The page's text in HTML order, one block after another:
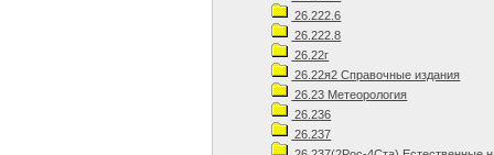
26.222.6
26.222.8
26.22г
26.22я2 Справочные издания
26.23 Метеорология
26.236
26.237